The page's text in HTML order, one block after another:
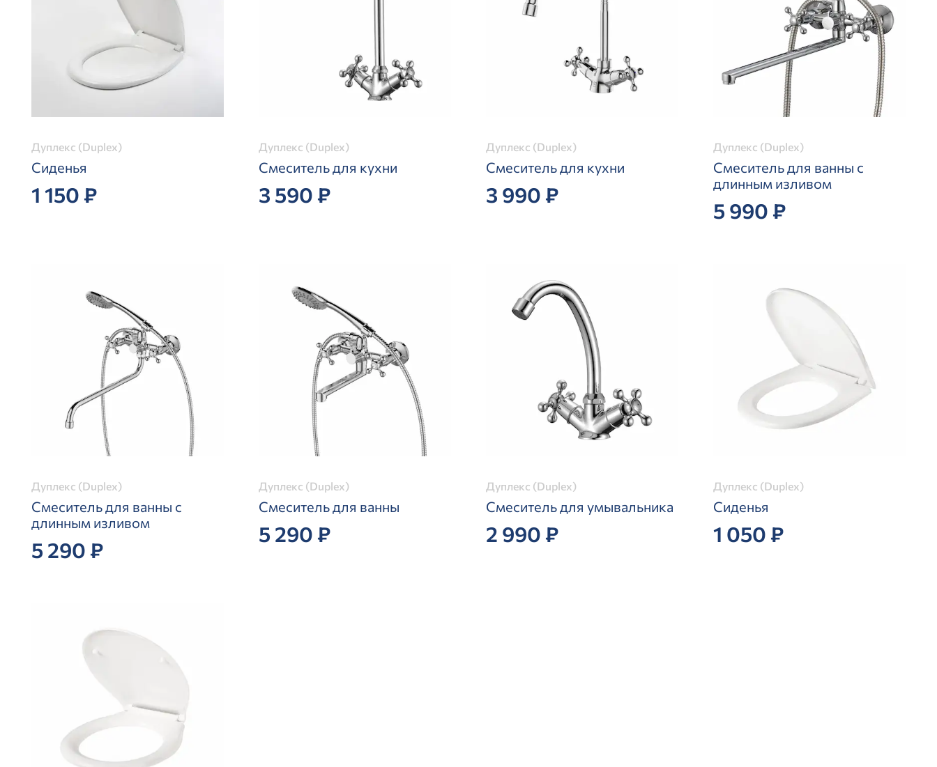
Дуплекс (Duplex)
Сиденья
1 150 ₽
Дуплекс (Duplex)
Смеситель для кухни
3 590 ₽
Дуплекс (Duplex)
Смеситель для кухни
3 990 ₽
Дуплекс (Duplex)
Смеситель для ванны с
длинным изливом
5 990 ₽
Дуплекс (Duplex)
Смеситель для ванны с
длинным изливом
5 290 ₽
Дуплекс (Duplex)
Смеситель для ванны
5 290 ₽
Дуплекс (Duplex)
Смеситель для умывальника
2 990 ₽
Дуплекс (Duplex)
Сиденья
1 050 ₽